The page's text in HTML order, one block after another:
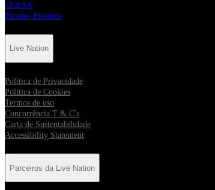
OCESA
Páramo Presenta
Live Nation
Política de Privacidade
Política de Cookies
Termos de uso
Concorrência T & C's
Carta de Sustentabilidade
Accessibility Statement
Parceiros da Live Nation